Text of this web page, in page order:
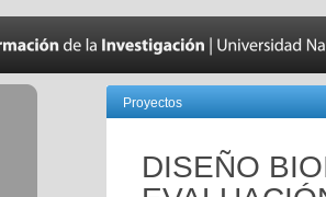
Proyectos
DISEÑO